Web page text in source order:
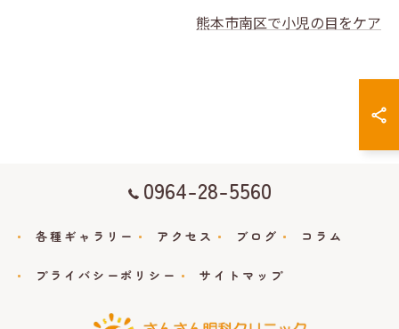
熊本市南区で小児の目をケア
0964-28-5560
各種ギャラリー アクセス ブログ コラム
プライバシーポリシー サイトマップ